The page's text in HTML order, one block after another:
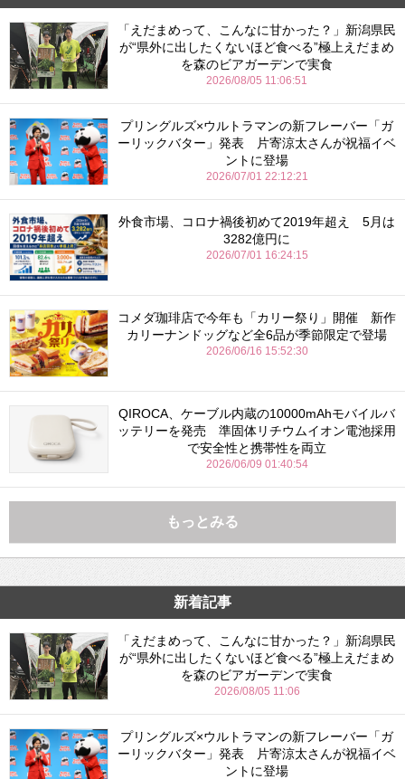
「えだまめって、こんなに甘かった？」新潟県民
が“県外に出したくないほど食べる”極上えだまめ
を森のビアガーデンで実食
2026/08/05 11:06:51
プリングルズ×ウルトラマンの新フレーバー「ガ
ーリックバター」発表 片寄涼太さんが祝福イベ
ントに登場
2026/07/01 22:12:21
外食市場、コロナ禍後初めて2019年超え 5月は
3282億円に
2026/07/01 16:24:15
コメダ珈琲店で今年も「カリー祭り」開催 新作
カリーナンドッグなど全6品が季節限定で登場
2026/06/16 15:52:30
QIROCA、ケーブル内蔵の10000mAhモバイルバ
ッテリーを発売 準固体リチウムイオン電池採用
で安全性と携帯性を両立
2026/06/09 01:40:54
もっとみる
新着記事
「えだまめって、こんなに甘かった？」新潟県民
が“県外に出したくないほど食べる”極上えだまめ
を森のビアガーデンで実食
2026/08/05 11:06
プリングルズ×ウルトラマンの新フレーバー「ガ
ーリックバター」発表 片寄涼太さんが祝福イベ
ントに登場